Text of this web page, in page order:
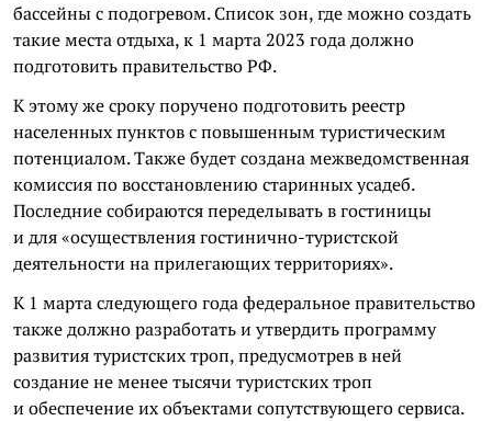
бассейны с подогревом. Список зон, где можно создать
такие места отдыха, к 1 марта 2023 года должно
подготовить правительство РФ.
К этому же сроку поручено подготовить реестр
населенных пунктов с повышенным туристическим
потенциалом. Также будет создана межведомственная
комиссия по восстановлению старинных усадеб.
Последние собираются переделывать в гостиницы
и для «осуществления гостинично-туристской
деятельности на прилегающих территориях».
К 1 марта следующего года федеральное правительство
также должно разработать и утвердить программу
развития туристских троп, предусмотрев в ней
создание не менее тысячи туристских троп
и обеспечение их объектами сопутствующего сервиса.